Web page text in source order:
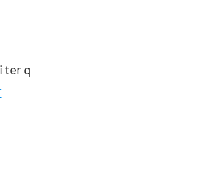
ter q